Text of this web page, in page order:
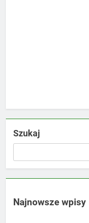
Szukaj
Najnowsze wpisy